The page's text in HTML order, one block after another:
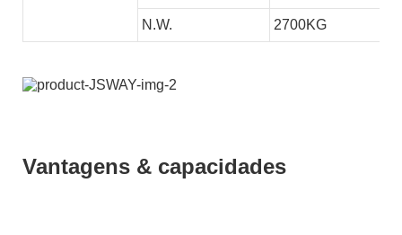
N.W. 2700KG
Vantagens & capacidades